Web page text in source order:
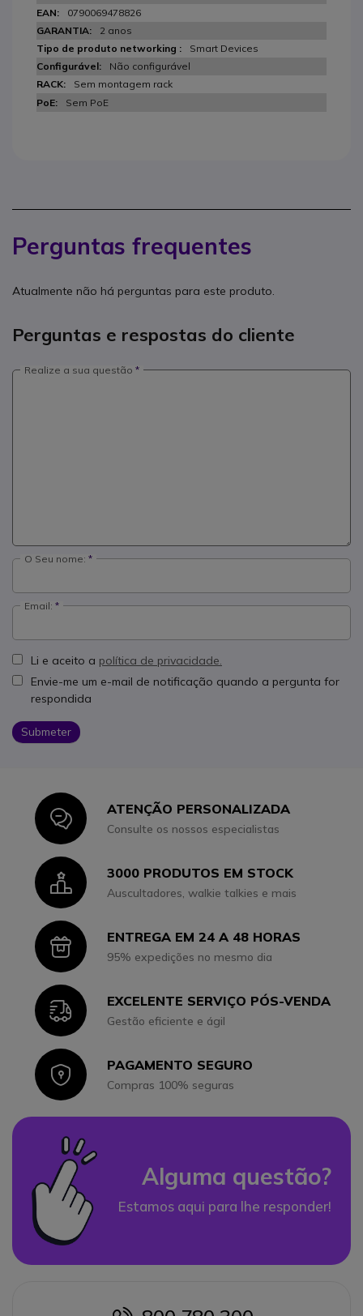
0790069478826
2 anos
Smart Devices
Não configurável
Sem montagem rack
Sem PoE
Perguntas frequentes
Atualmente não há perguntas para este produto.
Perguntas e respostas do cliente
Realize a sua questão
O Seu nome:
Email:
Li e aceito a política de privacidade.
Envie-me um e-mail de notificação quando a pergunta for
respondida
Submeter
IconATENÇÃO PERSONALIZADA
Consulte os nossos especialistas
Icon3000 PRODUTOS EM STOCK
Auscultadores, walkie talkies e mais
IconENTREGA EM 24 A 48 HORAS
95% expedições no mesmo dia
IconEXCELENTE SERVIÇO PÓS-VENDA
Gestão eficiente e ágil
IconPAGAMENTO SEGURO
Compras 100% seguras
Alguma questão?
Estamos aqui para lhe responder!